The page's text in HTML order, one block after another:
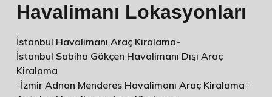
Havalimanı Lokasyonları
İstanbul Havalimanı Araç Kiralama-
İstanbul Sabiha Gökçen Havalimanı Dışı Araç
Kiralama
-İzmir Adnan Menderes Havalimanı Araç Kiralama-